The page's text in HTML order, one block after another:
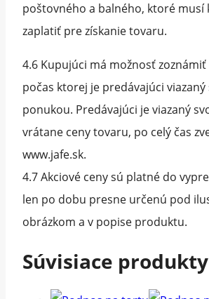
poštovného a balného, ktoré musí
zaplatiť pre získanie tovaru.
4.6 Kupujúci má možnosť
počas ktorej je predávajúci viazaný
ponukou. Predávajúci je viazaný
vrátane ceny tovaru, po celý čas
www.jafe.sk.
4.7 Akciové ceny sú platné do
len po dobu presne určenú pod
obrázkom a v popise produktu.
Súvisiace produkty